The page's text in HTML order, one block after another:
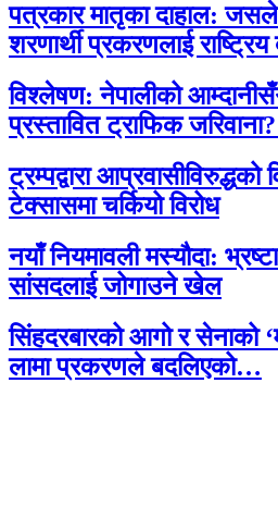
पत्रकार मातृका दाहाल:
शरणार्थी प्रकरणलाई
विश्लेषण: नेपालीको
प्रस्तावित ट्राफिक
ट्रम्पद्वारा
टेक्सासमा चर्कियो विरोध
नयाँ नियमावली मस्यौदा:
सांसदलाई जोगाउने खेल
सिंहदरबारको आगो र सेनाको
लामा प्रकरणले बदलिएको…